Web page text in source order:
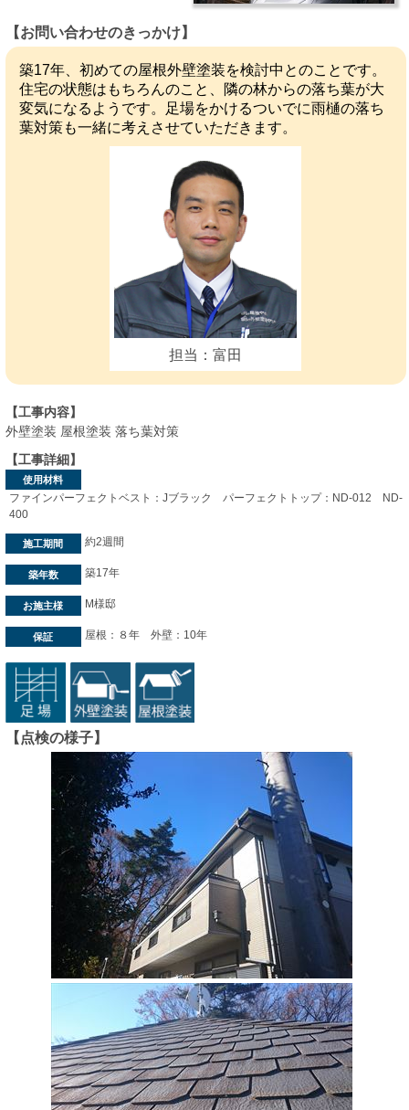
【お問い合わせのきっかけ】
築17年、初めての屋根外壁塗装を検討中とのことです。
住宅の状態はもちろんのこと、隣の林からの落ち葉が大
変気になるようです。足場をかけるついでに雨樋の落ち
葉対策も一緒に考えさせていただきます。
担当：富田
【工事内容】
外壁塗装 屋根塗装 落ち葉対策
【工事詳細】
使用材料
ファインパーフェクトベスト：Jブラック パーフェクトトップ：ND-012 ND-
400
施工期間 約2週間
築年数 築17年
お施主様 M様邸
保証 屋根：８年 外壁：10年
【点検の様子】